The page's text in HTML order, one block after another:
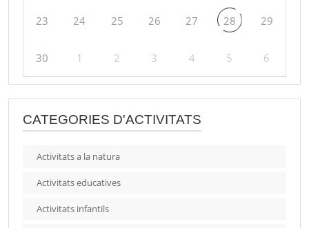
23 24 25 26 27 28 29
30 1 2 3 4 5 6
CATEGORIES D'ACTIVITATS
Activitats a la natura
Activitats educatives
Activitats infantils